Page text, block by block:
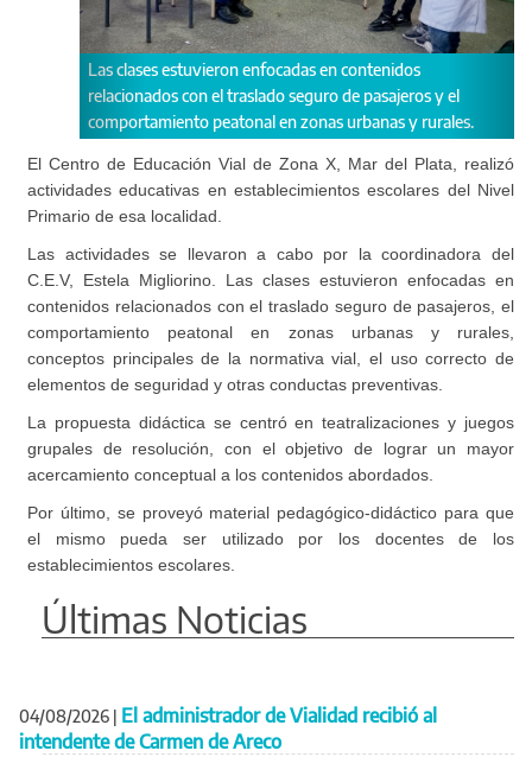
Las clases estuvieron enfocadas en contenidos
relacionados con el traslado seguro de pasajeros y el
comportamiento peatonal en zonas urbanas y rurales.
El Centro de Educación Vial de Zona X, Mar del Plata, realizó
actividades educativas en establecimientos escolares del Nivel
Primario de esa localidad.
Las actividades se llevaron a cabo por la coordinadora del
C.E.V, Estela Migliorino. Las clases estuvieron enfocadas en
contenidos relacionados con el traslado seguro de pasajeros, el
comportamiento peatonal en zonas urbanas y rurales,
conceptos principales de la normativa vial, el uso correcto de
elementos de seguridad y otras conductas preventivas.
La propuesta didáctica se centró en teatralizaciones y juegos
grupales de resolución, con el objetivo de lograr un mayor
acercamiento conceptual a los contenidos abordados.
Por último, se proveyó material pedagógico-didáctico para que
el mismo pueda ser utilizado por los docentes de los
establecimientos escolares.
Últimas Noticias
04/08/2026 | El administrador de Vialidad recibió al
intendente de Carmen de Areco